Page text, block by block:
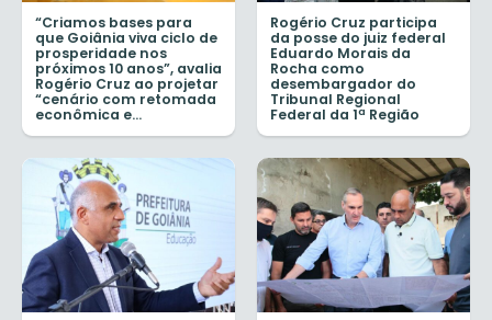
“Criamos bases para
que Goiânia viva ciclo de
prosperidade nos
próximos 10 anos”, avalia
Rogério Cruz ao projetar
“cenário com retomada
econômica e...
Rogério Cruz participa
da posse do juiz federal
Eduardo Morais da
Rocha como
desembargador do
Tribunal Regional
Federal da 1ª Região